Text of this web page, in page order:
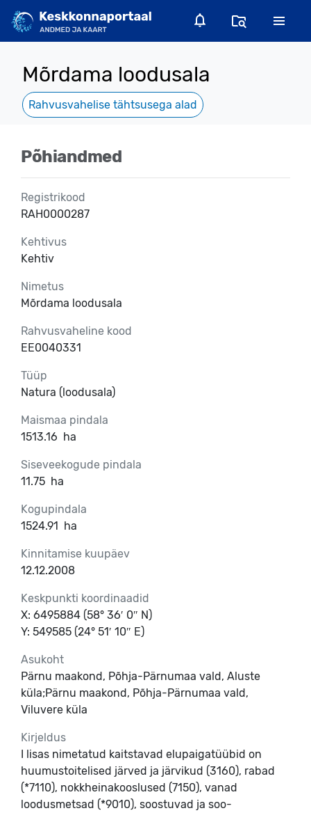
Mõrdama loodusala
Rahvusvahelise tähtsusega alad
Põhiandmed
Registrikood
RAH0000287
Kehtivus
Kehtiv
Nimetus
Mõrdama loodusala
Rahvusvaheline kood
EE0040331
Tüüp
Natura (loodusala)
Maismaa pindala
1513.16 ha
Siseveekogude pindala
11.75 ha
Kogupindala
1524.91 ha
Kinnitamise kuupäev
12.12.2008
Keskpunkti koordinaadid
X: 6495884 (58° 36′ 0″ N)
Y: 549585 (24° 51′ 10″ E)
Asukoht
Pärnu maakond, Põhja-Pärnumaa vald, Aluste
küla;Pärnu maakond, Põhja-Pärnumaa vald,
Viluvere küla
Kirjeldus
I lisas nimetatud kaitstavad elupaigatüübid on
huumustoitelised järved ja järvikud (3160), rabad
(*7110), nokkheinakooslused (7150), vanad
loodusmetsad (*9010), soostuvad ja soo-